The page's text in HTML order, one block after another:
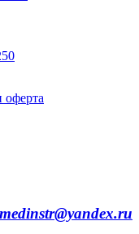
оферта